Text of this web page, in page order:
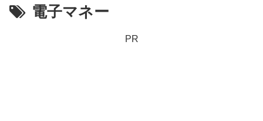
電子マネー
PR